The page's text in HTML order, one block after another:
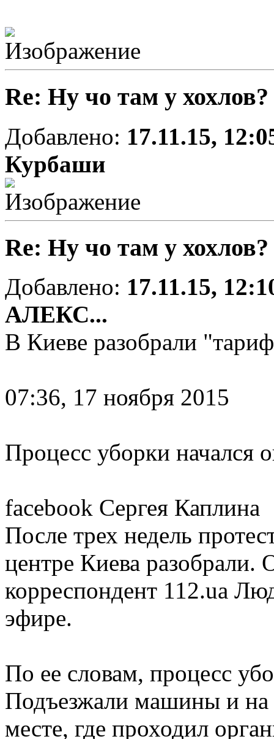
Re: Ну чо там у хохлов?
Добавлено: 17.11.15,
Курбаши
Re: Ну чо там у хохлов?
Добавлено: 17.11.15,
АЛЕКС...
В Киеве разобрали
07:36, 17 ноября 2015
Процесс уборки начался
facebook Сергея Каплина
После трех недель
центре Киева разобрали.
корреспондент 112.ua
эфире.
По ее словам, процесс
Подъезжали машины и на
месте, где проходил